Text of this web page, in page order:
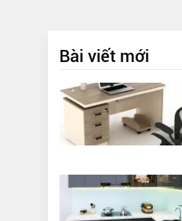
Bài viết mới